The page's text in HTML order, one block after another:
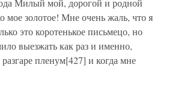
Милый мой, дорогой и родной
золотое! Мне очень жаль, что я
это коротенькое письмецо, но
выезжать как раз и именно,
пленум[427] и когда мне